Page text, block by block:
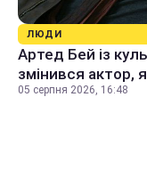
ЛЮДИ
Артед Бей із
змінився актор,
05 серпня 2026, 16:48